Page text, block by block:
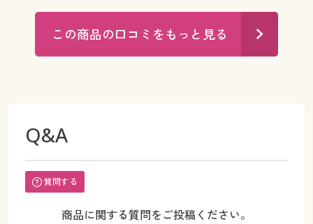
この商品の口コミをもっと見る
Q&A
質問する
商品に関する質問をご投稿ください。